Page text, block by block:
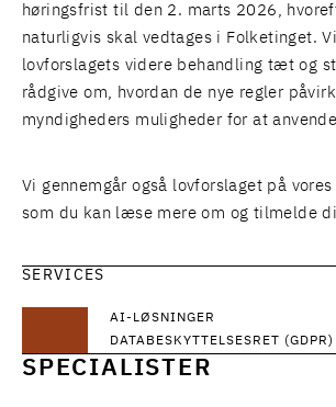
høringsfrist til den 2. marts 2026,
naturligvis skal vedtages i Folketinget.
lovforslagets videre behandling tæt og
rådgive om, hvordan de nye regler
myndigheders muligheder for at
Vi gennemgår også lovforslaget på
som du kan læse mere om og tilmelde
SERVICES
AI-LØSNINGER
DATABESKYTTELSESRET (GDPR)
SPECIALISTER